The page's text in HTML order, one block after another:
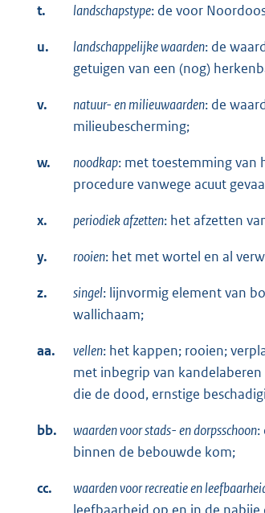
t. landschapstype: de voor
u. landschappelijke waarden: de
getuigen van een (nog)
v. natuur- en milieuwaarden: de
milieubescherming;
w. noodkap: met toestemming van
procedure vanwege acuut
x. periodiek afzetten: het afzetten
y. rooien: het met wortel en al
z. singel: lijnvormig element van
wallichaam;
aa. vellen: het kappen; rooien;
met inbegrip van
die de dood, ernstige
bb. waarden voor stads- en dorpsschoon:
binnen de bebouwde kom;
cc. waarden voor recreatie en